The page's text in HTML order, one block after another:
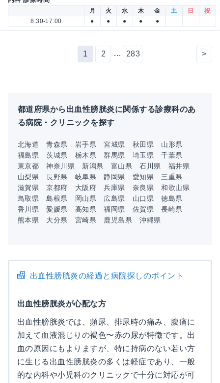
月 火 水 木 金 土 日
祝
8:30-17:00
● ● ● ● ●
1 2 … 283 >
都道府県から出血性膀胱炎に関係する診療科のあ
る病院・クリニックを探す
北海道 青森県 岩手県 宮城県 秋田県
山形県
福島県
茨城県 栃木県 群馬県 埼玉県
千葉県
東京都
神奈川県 新潟県 富山県 石川県
福井県
山梨県
長野県 岐阜県 静岡県 愛知県
三重県
滋賀県
京都府 大阪府 兵庫県 奈良県
和歌山県
鳥取県
島根県 岡山県 広島県 山口県
徳島県
香川県
愛媛県 高知県 福岡県 佐賀県
長崎県
熊本県
大分県 宮崎県 鹿児島県 沖縄県
出血性膀胱炎の経過と病院探しのポイント
出血性膀胱炎が心配な方
出血性膀胱炎では、頻尿、排尿時の痛み、腹痛に
加えて血液混じりの褐色〜赤の尿が特徴です。出
血の原因にもよりますが、特に持病のない若い方
に生じる出血性膀胱炎の多くは軽症であり、一般
的な内科や小児科のクリニックで十分に対応が可